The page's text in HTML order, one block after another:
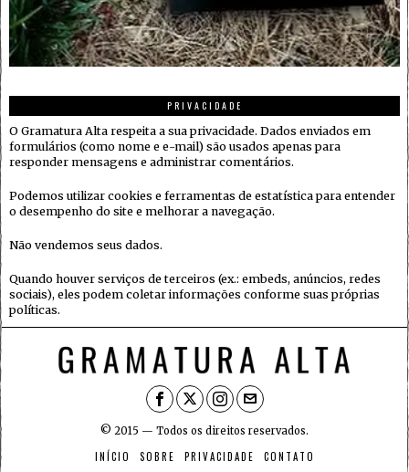
PRIVACIDADE
O Gramatura Alta respeita a sua privacidade. Dados enviados em
formulários (como nome e e-mail) são usados apenas para
responder mensagens e administrar comentários.
Podemos utilizar cookies e ferramentas de estatística para entender
o desempenho do site e melhorar a navegação.
Não vendemos seus dados.
Quando houver serviços de terceiros (ex.: embeds, anúncios, redes
sociais), eles podem coletar informações conforme suas próprias
políticas.
© 2015 — Todos os direitos reservados.
INÍCIO SOBRE PRIVACIDADE CONTATO